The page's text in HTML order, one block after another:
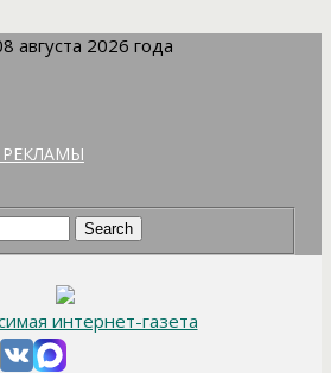
августа 2026 года
интернет-газета